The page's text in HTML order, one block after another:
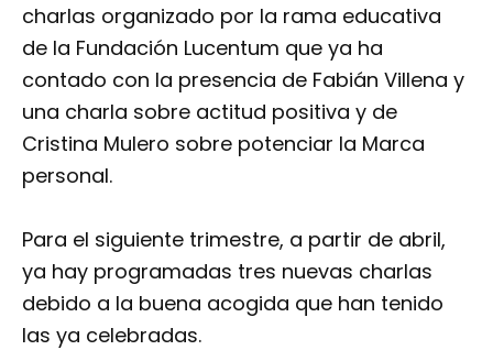
charlas organizado por la rama educativa
de la Fundación Lucentum que ya ha
contado con la presencia de Fabián Villena y
una charla sobre actitud positiva y de
Cristina Mulero sobre potenciar la Marca
personal.
Para el siguiente trimestre, a partir de abril,
ya hay programadas tres nuevas charlas
debido a la buena acogida que han tenido
las ya celebradas.